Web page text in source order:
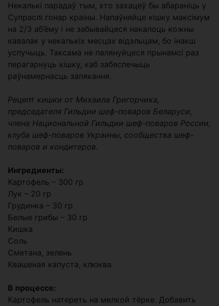
Некалькі парадаў тым, хто захацеў бы абараніць у
Супраслі гонар краіны. Напаўняйце кішку максімум
на 2/3 аб’ёму i не забывайцеся накалоць кожны
кавалак у некалькіх месцах відэльцам, бо інакш
успучыць. Таксама не палянуйцеся прынамсі раз
перагарнуць кішку, каб забяспечыць
раўнамернасць запякання.
Рецепт кишки от Михаила Григорчика,
председателя Гильдии шеф-поваров Беларуси,
члена Национальной Гильдии шеф-поваров России,
клуба шеф-поваров Украины, сообщества шеф-
поваров и кондитеров.
Ингредиенты:
Картофель – 300 гр
Лук – 20 гр
Грудинка – 30 гр
Белые грибы – 30 гр
Кишка
Соль
Сметана, зелень
Квашеная капуста, клюква
В процессе:
Картофель натереть на мелкой тёрке. Добавить